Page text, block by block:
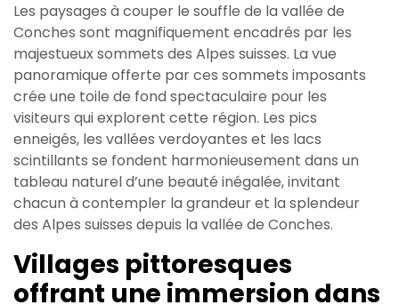
Les paysages à couper le souffle de la vallée de
Conches sont magnifiquement encadrés par les
majestueux sommets des Alpes suisses. La vue
panoramique offerte par ces sommets imposants
crée une toile de fond spectaculaire pour les
visiteurs qui explorent cette région. Les pics
enneigés, les vallées verdoyantes et les lacs
scintillants se fondent harmonieusement dans un
tableau naturel d’une beauté inégalée, invitant
chacun à contempler la grandeur et la splendeur
des Alpes suisses depuis la vallée de Conches.
Villages pittoresques
offrant une immersion dans